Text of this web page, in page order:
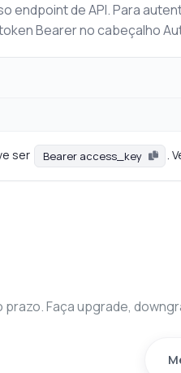
endpoint de API. Para
Bearer no cabeçalho
ser Bearer access_key .
Faça upgrade,